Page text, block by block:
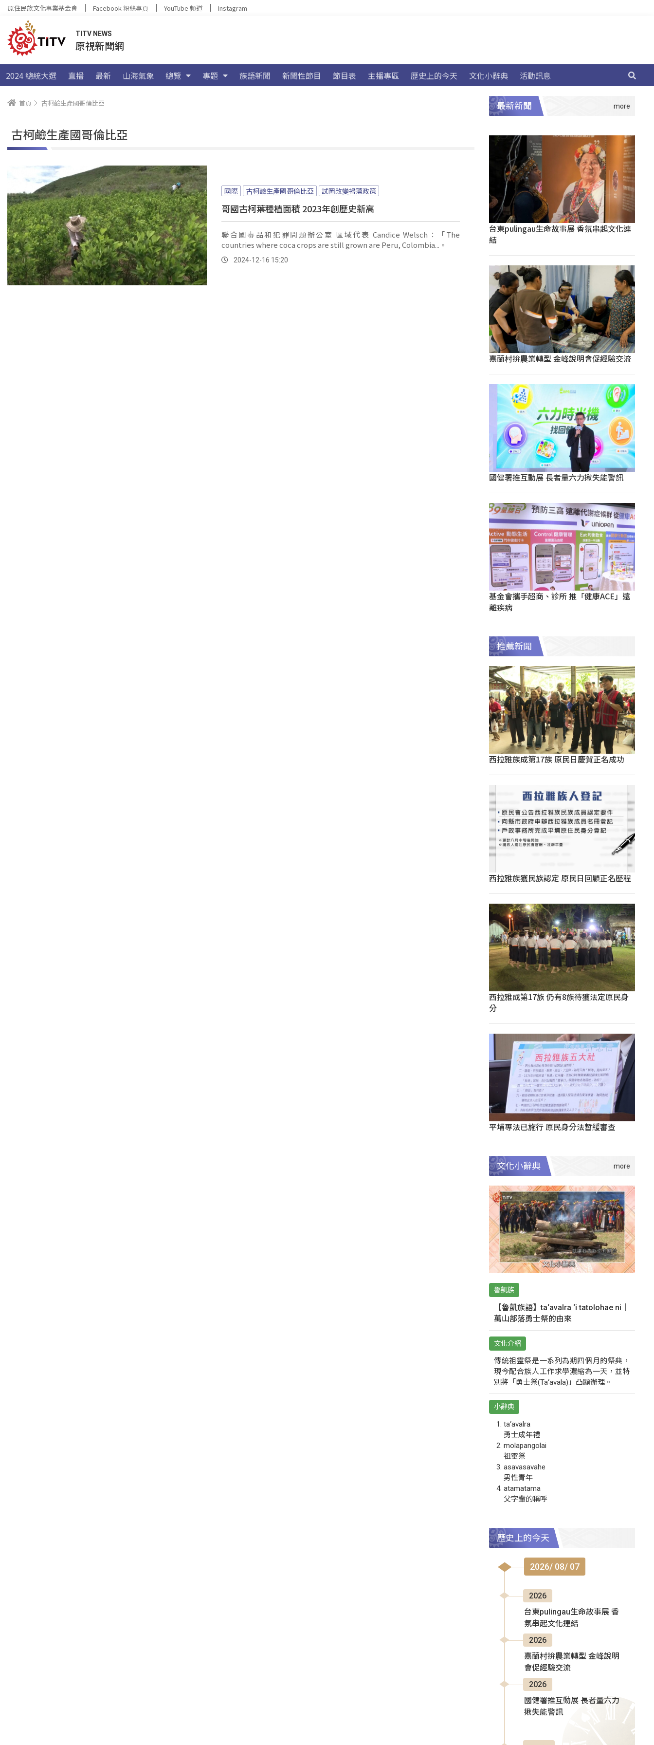
原住民族文化事業基金會 Facebook 粉絲專頁 YouTube 頻道 Instagram
TITV NEWS
原視新聞網
2024 總統大選 直播 最新 山海氣象 總覽 專題 族語新聞 新聞性節目 節目表 主播專區 歷史上的今天 文化小辭典 活動訊息
首頁 古柯鹼生產國哥倫比亞
古柯鹼生產國哥倫比亞
國際 古柯鹼生產國哥倫比亞 試圖改變掃蕩政策
哥國古柯葉種植面積 2023年創歷史新高
聯合國毒品和犯罪問題辦公室 區域代表 Candice Welsch：「The
countries where coca crops are still grown are Peru, Colombia...。
2024-12-16 15:20
最新新聞
台東pulingau生命故事展 香氛串起文化連
結
嘉蘭村拚農業轉型 金峰說明會促經驗交流
國健署推互動展 長者量六力揪失能警訊
基金會攜手超商、診所 推「健康ACE」遠
離疾病
推薦新聞
西拉雅族成第17族 原民日慶賀正名成功
西拉雅族獲民族認定 原民日回顧正名歷程
西拉雅成第17族 仍有8族待獲法定原民身
分
平埔專法已施行 原民身分法暫緩審查
文化小辭典
魯凱族
【魯凱族語】ta‘avalra ‘i tatolohae ni｜
萬山部落勇士祭的由來
文化介紹
傳統祖靈祭是一系列為期四個月的祭典，
現今配合族人工作求學濃縮為一天，並特
別將「勇士祭(Ta‘avala)」凸顯辦理。
小辭典
ta‘avalra
勇士成年禮
molapangolai
祖靈祭
asavasavahe
男性青年
atamatama
父字輩的稱呼
歷史上的今天
2026/ 08/ 07
2026
台東pulingau生命故事展 香
氛串起文化連結
2026
嘉蘭村拚農業轉型 金峰說明
會促經驗交流
2026
國健署推互動展 長者量六力
揪失能警訊